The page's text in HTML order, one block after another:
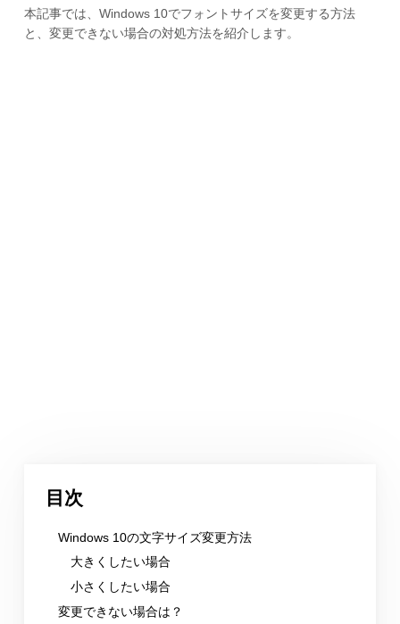
本記事では、Windows 10でフォントサイズを変更する方法
と、変更できない場合の対処方法を紹介します。
目次
Windows 10の文字サイズ変更方法
大きくしたい場合
小さくしたい場合
変更できない場合は？